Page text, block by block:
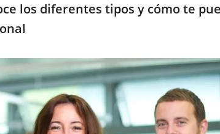
los diferentes tipos y cómo te